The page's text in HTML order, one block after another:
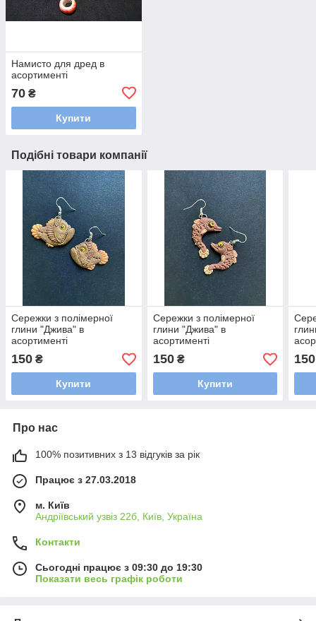
Намисто для дред в
асортименті
70 ₴
Купити
Подібні товари компанії
Сережки з полімерної
глини "Джива" в
асортименті
150 ₴
Купити
Сережки з полімерної
глини "Джива" в
асортименті
150₴
Купити
150
Про нас
100% позитивних з 13 відгуків за рік
Працює з 27.03.2018
м. Київ
Андріївський узвіз 22б, Київ, Україна
Контакти
Сьогодні працює з 09:30 до 19:30
Показати весь графік роботи